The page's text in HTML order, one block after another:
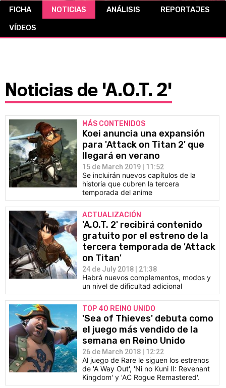
CÓMICS
FICHA NOTICIAS ANÁLISIS
REPORTAJES
VÍDEOS
Noticias de 'A.O.T. 2'
MÁS CONTENIDOS
Koei anuncia una expansión
para 'Attack on Titan 2' que
llegará en verano
15 de March 2019 | 11:52
Se incluirán nuevos capítulos de la
historia que cubren la tercera
temporada del anime
ACTUALIZACIÓN
'A.O.T. 2' recibirá contenido
gratuito por el estreno de la
tercera temporada de 'Attack
on Titan'
24 de July 2018 | 21:38
Habrá nuevos complementos, modos y
un nivel de dificultad adicional
TOP 40 REINO UNIDO
'Sea of Thieves' debuta como
el juego más vendido de la
semana en Reino Unido
26 de March 2018 | 12:22
Al juego de Rare le siguen los estrenos
de 'A Way Out', 'Ni no Kuni II: Revenant
Kingdom' y 'AC Rogue Remastered'.